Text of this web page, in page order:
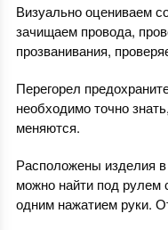
Визуально оцениваем
зачищаем провода,
прозванивания,
Перегорел
необходимо точно
меняются.
Расположены изделия
можно найти под рулем
одним нажатием руки.